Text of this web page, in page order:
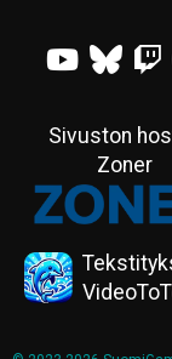
Sivuston
Zoner